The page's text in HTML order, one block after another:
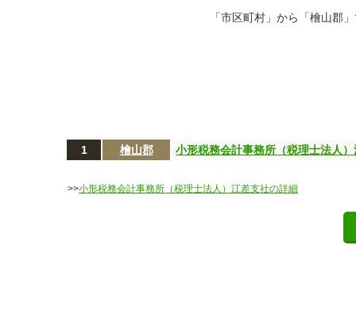
「市区町村」から「檜山郡
1 檜山郡 小形税務会計事務所（税理士法人
>>小形税務会計事務所（税理士法人）江差支社の詳細